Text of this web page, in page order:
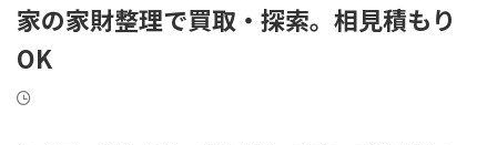
家の家財整理で買取・探索。相見積もり
OK